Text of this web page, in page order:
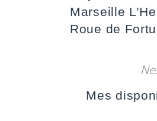
l’articleMarseille
Roue de
Mes